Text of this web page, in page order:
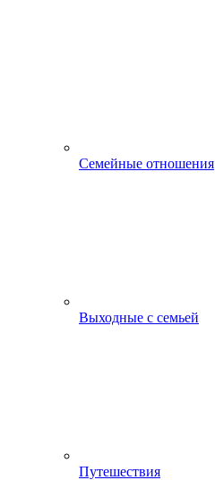
Семейные отношения
Выходные с семьей
Путешествия